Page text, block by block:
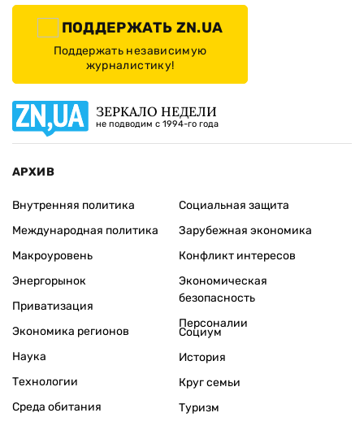
ПОДДЕРЖАТЬ ZN.UA
Поддержать независимую
журналистику!
ЗЕРКАЛО НЕДЕЛИ
не подводим с 1994-го года
АРХИВ
Внутренняя политика
Международная политика
Макроуровень
Энергорынок
Приватизация
Экономика регионов
Социальная защита
Зарубежная экономика
Конфликт интересов
Экономическая
безопасность
Персоналии
Наука
Технологии
Среда обитания
Социум
История
Круг семьи
Туризм